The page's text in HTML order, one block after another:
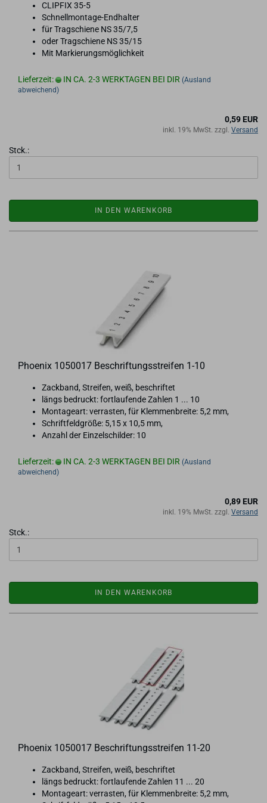
CLIP­FIX 35-5
Schnellmontage-​Endhalter
für Trag­schie­ne NS 35/7,5
oder Trag­schie­ne NS 35/15
Mit Mar­kie­rungs­mög­lich­keit
Lieferzeit: IN CA. 2-3 WERKTAGEN BEI DIR (Ausland
abweichend)
0,59 EUR
inkl. 19% MwSt. zzgl. Versand
Stck.:
IN DEN WARENKORB
Phoe­nix 1050017 Be­schrif­tungs­strei­fen 1-10
Za­ck­band, Strei­fen, weiß, be­schrif­tet
längs be­druckt: fort­lau­fen­de Zah­len 1 ... 10
Mon­ta­ge­art: ver­ras­ten, für Klem­men­brei­te: 5,2 mm,
Schrift­feld­grö­ße: 5,15 x 10,5 mm,
An­zahl der Ein­zel­schil­der: 10
Lieferzeit: IN CA. 2-3 WERKTAGEN BEI DIR (Ausland
abweichend)
0,89 EUR
inkl. 19% MwSt. zzgl. Versand
Stck.:
IN DEN WARENKORB
Phoe­nix 1050017 Be­schrif­tungs­strei­fen 11-20
Za­ck­band, Strei­fen, weiß, be­schrif­tet
längs be­druckt: fort­lau­fen­de Zah­len 11 ... 20
Mon­ta­ge­art: ver­ras­ten, für Klem­men­brei­te: 5,2 mm,